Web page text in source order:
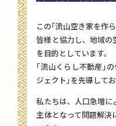
この｢流山空き家を作
皆様と協力し、地域の
を目的としています。
｢流山くらし不動産｣
ジェクト｣を先導してお
私たちは、人口急増に
主体となって問題解決